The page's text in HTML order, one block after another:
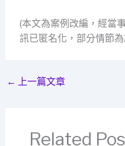
(本文為案例改編，經當
訊已匿名化，部分情節
← 上一篇文章
Related